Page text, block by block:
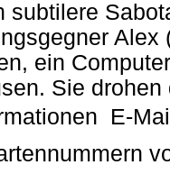
subtilere
ein
Sie
 E-